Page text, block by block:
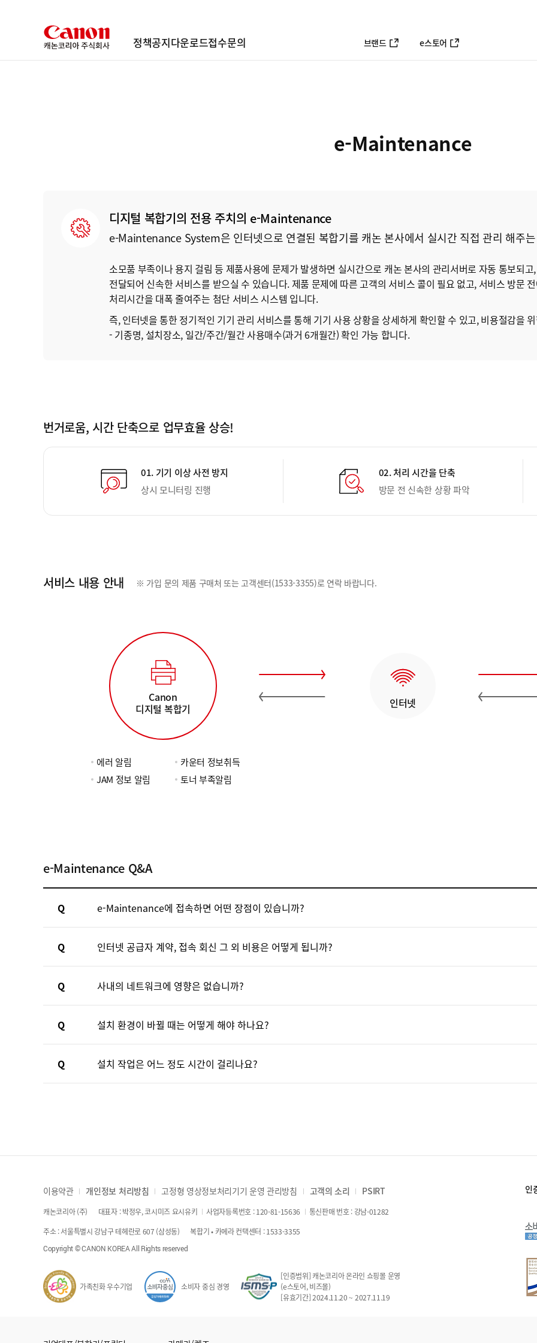
정책공지다운로드접수문의 브랜드 e스토어
e-Maintenance
디지털 복합기의 전용 주치의 e-Maintenance
e-Maintenance System은 인터넷으로 연결된 복합기를 캐논 본사에서 실시간 직접 관리 해주
소모품 부족이나 용지 걸림 등 제품사용에 문제가 발생하면 실시간으로 캐논 본사의 관리서버로 자동 통보되
전달되어 신속한 서비스를 받으실 수 있습니다. 제품 문제에 따른 고객의 서비스 콜이 필요 없고, 서비스 방문
처리시간을 대폭 줄여주는 첨단 서비스 시스템 입니다.
즉, 인터넷을 통한 정기적인 기기 관리 서비스를 통해 기기 사용 상황을 상세하게 확인할 수 있고, 비용절감을
- 기종명, 설치장소, 일간/주간/월간 사용매수(과거 6개월간) 확인 가능 합니다.
번거로움, 시간 단축으로 업무효율 상승!
01. 기기 이상 사전 방지
상시 모니터링 진행
02. 처리 시간을 단축
방문 전 신속한 상황 파악
서비스 내용 안내 ※ 가입 문의 제품 구매처 또는 고객센터(1533-3355)로 연락 바랍니다.
Canon
디지털 복합기
에러 알림
카운터 정보취득
JAM 정보 알림
토너 부족알림
인터넷
e-Maintenance Q&A
Q e-Maintenance에 접속하면 어떤 장점이 있습니까?
A
복합기의 기기 상태를 리얼타임으로 알 수 있기 때문에 기기 이상 발생 시에 빠르게 대응할 수 있습니다.
고객이 기기 문제점을 설명할 필요가 없어지며 더욱이, 기기 이상을 미연에 방지할 수 있는 점검 활동으로 기기가
Q 인터넷 공급자 계약, 접속 회신 그 외 비용은 어떻게 됩니까?
A 인터넷이 연결된 환경이라면 별도의 비용 없이 사용 가능합니다.
Q 사내의 네트워크에 영향은 없습니까?
A 트래픽 증가에 의한 LAN으로의 영향은 거의 없습니다.
Q 설치 환경이 바뀔 때는 어떻게 해야 하나요?
A 복합기의 IP 주소, e-Maintenance 장치의 IP주소, 그 회 네트워크 환경이 바뀌는 경우는 현지에서의 설정 변경 작
Q 설치 작업은 어느 정도 시간이 걸리나요?
이용약관 개인정보 처리방침 고정형 영상정보처리기기 운영 관리방침 고객의 소리 PSIRT
캐논코리아 (주) 대표자 : 박정우, 코시미즈 요시유키 사업자등록번호 : 120-81-15636
통신판매 번호 : 강남-01282
주소 : 서울특별시 강남구 테헤란로 607 (삼성동)
복합기 • 카메라 컨택센터 : 1533-3355
Copyright © CANON KOREA All Rights reserved
가족친화 우수기업 소비자 중심 경영
[인증범위] 캐논코리아 온라인 쇼핑몰 운영
(e스토어, 비즈몰)
[유효기간] 2024.11.20 ~ 2027.11.19
인